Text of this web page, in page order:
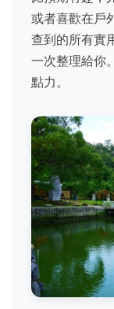
或者喜歡在戶
查到的所有實
一次整理給你
點力。